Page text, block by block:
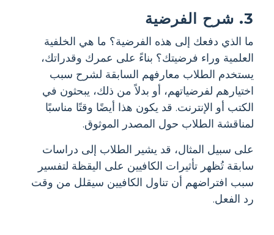
3. شرح الفرضية
ما الذي دفعك إلى هذه الفرضية؟ ما هي الخلفية
العلمية وراء فرضيتك؟ بناءً على عمرك وقدراتك،
يستخدم الطلاب معارفهم السابقة لشرح سبب
اختيارهم لفرضياتهم، أو بدلاً من ذلك، يبحثون في
الكتب أو الإنترنت. قد يكون هذا أيضًا وقتًا مناسبًا
لمناقشة الطلاب حول المصدر الموثوق.
على سبيل المثال، قد يشير الطلاب إلى دراسات
سابقة تُظهر تأثيرات الكافيين على اليقظة لتفسير
سبب افتراضهم أن تناول الكافيين سيقلل من وقت
رد الفعل.